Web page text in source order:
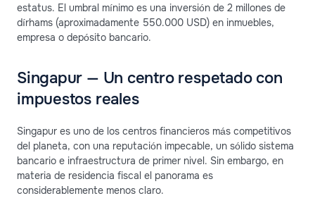
estatus. El umbral mínimo es una inversión de 2 millones de
dírhams (aproximadamente 550.000 USD) en inmuebles,
empresa o depósito bancario.
Singapur — Un centro respetado con
impuestos reales
Singapur es uno de los centros financieros más competitivos
del planeta, con una reputación impecable, un sólido sistema
bancario e infraestructura de primer nivel. Sin embargo, en
materia de residencia fiscal el panorama es
considerablemente menos claro.